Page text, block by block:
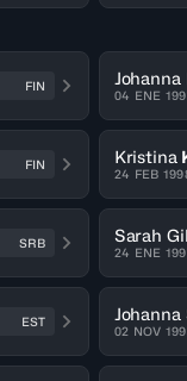
FIN
04 ENE
FIN Kristina
24 FEB
SRB Sarah
24 ENE
EST Johanna
02 NOV